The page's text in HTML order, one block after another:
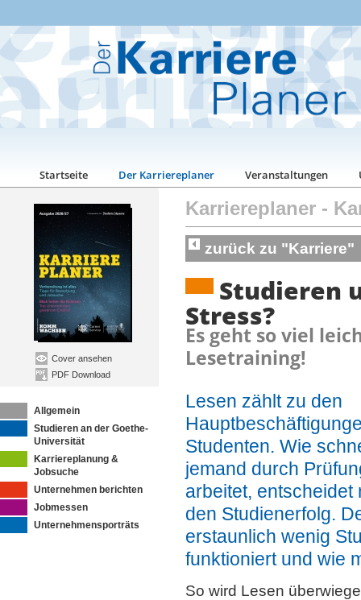
Startseite Der Karriereplaner Veranstaltungen
Cover ansehen
PDF Download
Allgemein
Studieren an der Goethe-
Universität
Karriereplanung &
Jobsuche
Unternehmen berichten
Jobmessen
Unternehmensporträts
Karriereplaner -
zurück zu "Karriere"
Studieren
Stress?
Es geht so viel
Lesetraining!
Lesen zählt zu den
Studenten. Wie
jemand durch
arbeitet,
den Studienerfolg.
erstaunlich wenig
funktioniert und wie
So wird Lesen